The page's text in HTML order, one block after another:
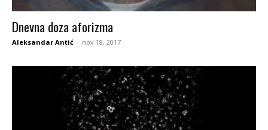
Dnevna doza aforizma
Aleksandar Antić - nov 18, 2017